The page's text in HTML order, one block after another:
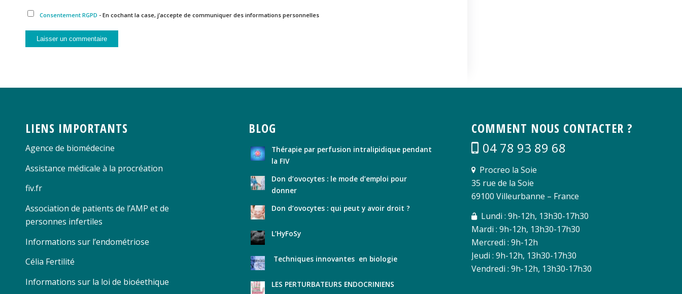
Consentement RGPD - En cochant la case, j’accepte de communiquer des informations personnelles
LIENS IMPORTANTS
Agence de biomédecine
Assistance médicale à la procréation
fiv.fr
Association de patients de l’AMP et de
personnes infertiles
Informations sur l’endométriose
Célia Fertilité
Informations sur la loi de bioéethique
BLOG
Thérapie par perfusion intralipidique pendant
la FIV
Don d’ovocytes : le mode d’emploi pour
donner
Don d’ovocytes : qui peut y avoir droit ?
L’HyFoSy
Techniques innovantes en biologie
LES PERTURBATEURS ENDOCRINIENS
COMMENT NOUS CONTACTER ?
04 78 93 89 68
Procreo la Soie
35 rue de la Soie
69100 Villeurbanne – France
Lundi : 9h-12h, 13h30-17h30
Mardi : 9h-12h, 13h30-17h30
Mercredi : 9h-12h
Jeudi : 9h-12h, 13h30-17h30
Vendredi : 9h-12h, 13h30-17h30